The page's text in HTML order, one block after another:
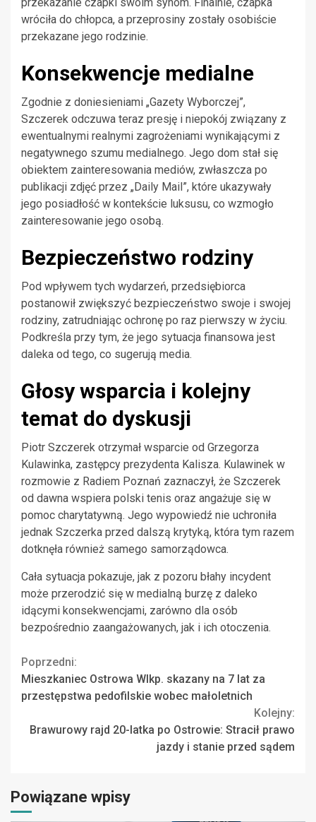
wróciła do chłopca, a przeprosiny zostały osobiście
przekazane jego rodzinie.
Konsekwencje medialne
Zgodnie z doniesieniami „Gazety Wyborczej”,
Szczerek odczuwa teraz presję i niepokój związany z
ewentualnymi realnymi zagrożeniami wynikającymi z
negatywnego szumu medialnego. Jego dom stał się
obiektem zainteresowania mediów, zwłaszcza po
publikacji zdjęć przez „Daily Mail”, które ukazywały
jego posiadłość w kontekście luksusu, co wzmogło
zainteresowanie jego osobą.
Bezpieczeństwo rodziny
Pod wpływem tych wydarzeń, przedsiębiorca
postanowił zwiększyć bezpieczeństwo swoje i swojej
rodziny, zatrudniając ochronę po raz pierwszy w życiu.
Podkreśla przy tym, że jego sytuacja finansowa jest
daleka od tego, co sugerują media.
Głosy wsparcia i kolejny
temat do dyskusji
Piotr Szczerek otrzymał wsparcie od Grzegorza
Kulawinka, zastępcy prezydenta Kalisza. Kulawinek w
rozmowie z Radiem Poznań zaznaczył, że Szczerek
od dawna wspiera polski tenis oraz angażuje się w
pomoc charytatywną. Jego wypowiedź nie uchroniła
jednak Szczerka przed dalszą krytyką, która tym razem
dotknęła również samego samorządowca.
Cała sytuacja pokazuje, jak z pozoru błahy incydent
może przerodzić się w medialną burzę z daleko
idącymi konsekwencjami, zarówno dla osób
bezpośrednio zaangażowanych, jak i ich otoczenia.
Continue
Reading
Poprzedni:
Mieszkaniec Ostrowa Wlkp. skazany na 7 lat za
przestępstwa pedofilskie wobec małoletnich
Kolejny:
Brawurowy rajd 20-latka po Ostrowie: Stracił prawo
jazdy i stanie przed sądem
Powiązane wpisy